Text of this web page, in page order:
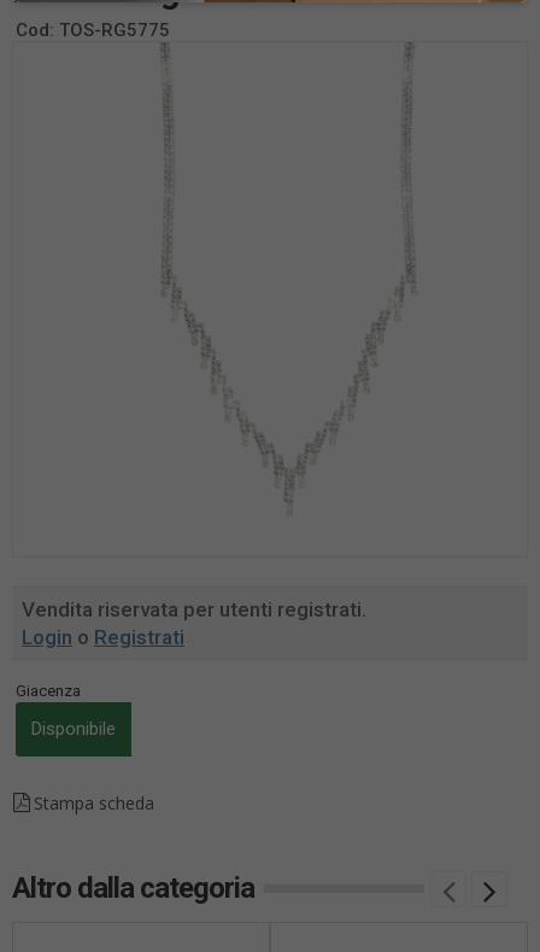
Cod: TOS-RG5775
Vendita riservata per utenti registrati.
Login o Registrati
Giacenza
Disponibile
Stampa scheda
Altro dalla categoria